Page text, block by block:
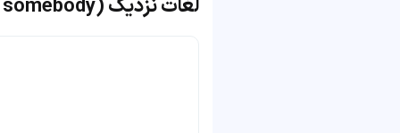
لغات نزدیک to the memory of somebody (in memory of somebody)